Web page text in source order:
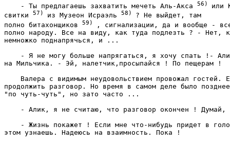
- Ты предлагаешь захватить мечеть Аль-Акса 56) или
свитки 57) из Музеон Исраэль 58) ? Не выйдет, там
полно битахонщиков 59)
, сигнализации, да и вообще -
полно народу. Все на виду, как туда подлезть ? - Нет,
немножко поднапрячься, и ...
- Я не могу больше напрягаться, я хочу спать !-
на Мильчика. - Эй, налетчик,просыпайся ! По пещерам !
Валера с видимым неудовольствием провожал гостей.
продолжить разговор. Но время в самом деле было
"по чуть-чуть", но зато часто ...
- Алик, я не считаю, что разговор окончен !
- Жизнь покажет ! Если мне что-нибудь придет в
этом узнаешь. Надеюсь на взаимность. Пока !